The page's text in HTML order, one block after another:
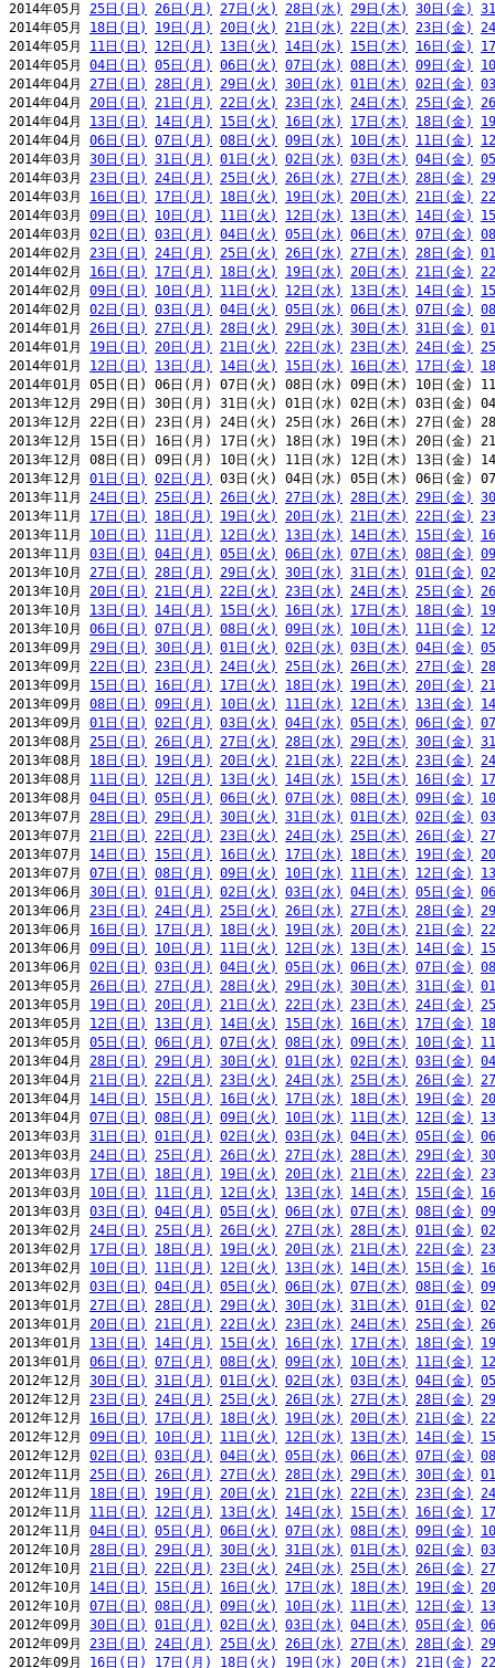
2014年05月 25日(日) 26日(月) 27日(火) 28日(水) 29日(木) 30日(金)
2014年05月 18日(日) 19日(月) 20日(火) 21日(水) 22日(木) 23日(金)
2014年05月 11日(日) 12日(月) 13日(火) 14日(水) 15日(木) 16日(金)
2014年05月 04日(日) 05日(月) 06日(火) 07日(水) 08日(木) 09日(金)
2014年04月 27日(日) 28日(月) 29日(火) 30日(水) 01日(木) 02日(金)
2014年04月 20日(日) 21日(月) 22日(火) 23日(水) 24日(木) 25日(金)
2014年04月 13日(日) 14日(月) 15日(火) 16日(水) 17日(木) 18日(金)
2014年04月 06日(日) 07日(月) 08日(火) 09日(水) 10日(木) 11日(金)
2014年03月 30日(日) 31日(月) 01日(火) 02日(水) 03日(木) 04日(金)
2014年03月 23日(日) 24日(月) 25日(火) 26日(水) 27日(木) 28日(金)
2014年03月 16日(日) 17日(月) 18日(火) 19日(水) 20日(木) 21日(金)
2014年03月 09日(日) 10日(月) 11日(火) 12日(水) 13日(木) 14日(金)
2014年03月 02日(日) 03日(月) 04日(火) 05日(水) 06日(木) 07日(金)
2014年02月 23日(日) 24日(月) 25日(火) 26日(水) 27日(木) 28日(金)
2014年02月 16日(日) 17日(月) 18日(火) 19日(水) 20日(木) 21日(金)
2014年02月 09日(日) 10日(月) 11日(火) 12日(水) 13日(木) 14日(金)
2014年02月 02日(日) 03日(月) 04日(火) 05日(水) 06日(木) 07日(金)
2014年01月 26日(日) 27日(月) 28日(火) 29日(水) 30日(木) 31日(金)
2014年01月 19日(日) 20日(月) 21日(火) 22日(水) 23日(木) 24日(金)
2014年01月 12日(日) 13日(月) 14日(火) 15日(水) 16日(木) 17日(金)
2014年01月 05日(日) 06日(月) 07日(火) 08日(水) 09日(木) 10日(金)
2013年12月 29日(日) 30日(月) 31日(火) 01日(水) 02日(木) 03日(金)
2013年12月 22日(日) 23日(月) 24日(火) 25日(水) 26日(木) 27日(金)
2013年12月 15日(日) 16日(月) 17日(火) 18日(水) 19日(木) 20日(金)
2013年12月 08日(日) 09日(月) 10日(火) 11日(水) 12日(木) 13日(金)
2013年12月 01日(日) 02日(月)
03日(火) 04日(水) 05日(木) 06日(金)
2013年11月 24日(日) 25日(月) 26日(火) 27日(水) 28日(木) 29日(金)
2013年11月 17日(日) 18日(月) 19日(火) 20日(水) 21日(木) 22日(金)
2013年11月 10日(日) 11日(月) 12日(火) 13日(水) 14日(木) 15日(金)
2013年11月 03日(日) 04日(月) 05日(火) 06日(水) 07日(木) 08日(金)
2013年10月 27日(日) 28日(月) 29日(火) 30日(水) 31日(木) 01日(金)
2013年10月 20日(日) 21日(月) 22日(火) 23日(水) 24日(木) 25日(金)
2013年10月 13日(日) 14日(月) 15日(火) 16日(水) 17日(木) 18日(金)
2013年10月 06日(日) 07日(月) 08日(火) 09日(水) 10日(木) 11日(金)
2013年09月 29日(日) 30日(月) 01日(火) 02日(水) 03日(木) 04日(金)
2013年09月 22日(日) 23日(月) 24日(火) 25日(水) 26日(木) 27日(金)
2013年09月 15日(日) 16日(月) 17日(火) 18日(水) 19日(木) 20日(金)
2013年09月 08日(日) 09日(月) 10日(火) 11日(水) 12日(木) 13日(金)
2013年09月 01日(日) 02日(月) 03日(火) 04日(水) 05日(木) 06日(金)
2013年08月 25日(日) 26日(月) 27日(火) 28日(水) 29日(木) 30日(金)
2013年08月 18日(日) 19日(月) 20日(火) 21日(水) 22日(木) 23日(金)
2013年08月 11日(日) 12日(月) 13日(火) 14日(水) 15日(木) 16日(金)
2013年08月 04日(日) 05日(月) 06日(火) 07日(水) 08日(木) 09日(金)
2013年07月 28日(日) 29日(月) 30日(火) 31日(水) 01日(木) 02日(金)
2013年07月 21日(日) 22日(月) 23日(火) 24日(水) 25日(木) 26日(金)
2013年07月 14日(日) 15日(月) 16日(火) 17日(水) 18日(木) 19日(金)
2013年07月 07日(日) 08日(月) 09日(火) 10日(水) 11日(木) 12日(金)
2013年06月 30日(日) 01日(月) 02日(火) 03日(水) 04日(木) 05日(金)
2013年06月 23日(日) 24日(月) 25日(火) 26日(水) 27日(木) 28日(金)
2013年06月 16日(日) 17日(月) 18日(火) 19日(水) 20日(木) 21日(金)
2013年06月 09日(日) 10日(月) 11日(火) 12日(水) 13日(木) 14日(金)
2013年06月 02日(日) 03日(月) 04日(火) 05日(水) 06日(木) 07日(金)
2013年05月 26日(日) 27日(月) 28日(火) 29日(水) 30日(木) 31日(金)
2013年05月 19日(日) 20日(月) 21日(火) 22日(水) 23日(木) 24日(金)
2013年05月 12日(日) 13日(月) 14日(火) 15日(水) 16日(木) 17日(金)
2013年05月 05日(日) 06日(月) 07日(火) 08日(水) 09日(木) 10日(金)
2013年04月 28日(日) 29日(月) 30日(火) 01日(水) 02日(木) 03日(金)
2013年04月 21日(日) 22日(月) 23日(火) 24日(水) 25日(木) 26日(金)
2013年04月 14日(日) 15日(月) 16日(火) 17日(水) 18日(木) 19日(金)
2013年04月 07日(日) 08日(月) 09日(火) 10日(水) 11日(木) 12日(金)
2013年03月 31日(日) 01日(月) 02日(火) 03日(水) 04日(木) 05日(金)
2013年03月 24日(日) 25日(月) 26日(火) 27日(水) 28日(木) 29日(金)
2013年03月 17日(日) 18日(月) 19日(火) 20日(水) 21日(木) 22日(金)
2013年03月 10日(日) 11日(月) 12日(火) 13日(水) 14日(木) 15日(金)
2013年03月 03日(日) 04日(月) 05日(火) 06日(水) 07日(木) 08日(金)
2013年02月 24日(日) 25日(月) 26日(火) 27日(水) 28日(木) 01日(金)
2013年02月 17日(日) 18日(月) 19日(火) 20日(水) 21日(木) 22日(金)
2013年02月 10日(日) 11日(月) 12日(火) 13日(水) 14日(木) 15日(金)
2013年02月 03日(日) 04日(月) 05日(火) 06日(水) 07日(木) 08日(金)
2013年01月 27日(日) 28日(月) 29日(火) 30日(水) 31日(木) 01日(金)
2013年01月 20日(日) 21日(月) 22日(火) 23日(水) 24日(木) 25日(金)
2013年01月 13日(日) 14日(月) 15日(火) 16日(水) 17日(木) 18日(金)
2013年01月 06日(日) 07日(月) 08日(火) 09日(水) 10日(木) 11日(金)
2012年12月 30日(日) 31日(月) 01日(火) 02日(水) 03日(木) 04日(金)
2012年12月 23日(日) 24日(月) 25日(火) 26日(水) 27日(木) 28日(金)
2012年12月 16日(日) 17日(月) 18日(火) 19日(水) 20日(木) 21日(金)
2012年12月 09日(日) 10日(月) 11日(火) 12日(水) 13日(木) 14日(金)
2012年12月 02日(日) 03日(月) 04日(火) 05日(水) 06日(木) 07日(金)
2012年11月 25日(日) 26日(月) 27日(火) 28日(水) 29日(木) 30日(金)
2012年11月 18日(日) 19日(月) 20日(火) 21日(水) 22日(木) 23日(金)
2012年11月 11日(日) 12日(月) 13日(火) 14日(水) 15日(木) 16日(金)
2012年11月 04日(日) 05日(月) 06日(火) 07日(水) 08日(木) 09日(金)
2012年10月 28日(日) 29日(月) 30日(火) 31日(水) 01日(木) 02日(金)
2012年10月 21日(日) 22日(月) 23日(火) 24日(水) 25日(木) 26日(金)
2012年10月 14日(日) 15日(月) 16日(火) 17日(水) 18日(木) 19日(金)
2012年10月 07日(日) 08日(月) 09日(火) 10日(水) 11日(木) 12日(金)
2012年09月 30日(日) 01日(月) 02日(火) 03日(水) 04日(木) 05日(金)
2012年09月 23日(日) 24日(月) 25日(火) 26日(水) 27日(木) 28日(金)
2012年09月 16日(日) 17日(月) 18日(火) 19日(水) 20日(木) 21日(金)